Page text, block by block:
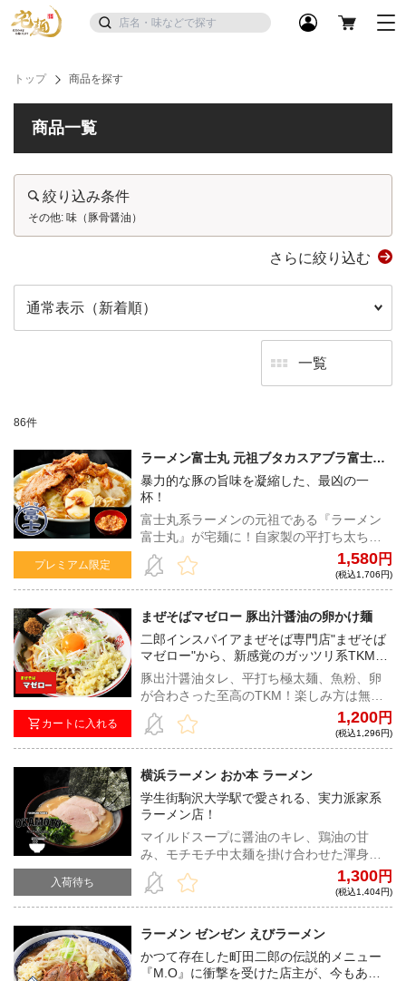
トップ 商品を探す
商品一覧
絞り込み条件
その他: 味（豚骨醤油）
さらに絞り込む
86件
プレミアム限定
ラーメン富士丸 元祖ブタカスアブラ富士丸
（カラメ付き）【富士丸倶楽部限定】
暴力的な豚の旨味を凝縮した、最凶の一
杯！
富士丸系ラーメンの元祖である『ラーメン
富士丸』が宅麺に！自家製の平打ち太ちぢ
れ麺は、1日寝かせたゴワゴワ系の麺と当日
作った小麦の香りの強い麺をブレンド。野
菜の甘みや豚の旨味が驚くほど凝縮された
る！
1,580円
(税込1,706円)
カートに入れる
まぜそばマゼロー 豚出汁醤油の卵かけ麺
二郎インスパイアまぜそば専門店"まぜそば
マゼロー"から、新感覚のガッツリ系TKMが
登場！！！
豚出汁醤油タレ、平打ち極太麺、魚粉、卵
が合わさった至高のTKM！楽しみ方は無限
大、自由自在なカスタマイズで自分好みの
一杯を！
1,200円
(税込1,296円)
入荷待ち
横浜ラーメン おか本 ラーメン
学生街駒沢大学駅で愛される、実力派家系
ラーメン店！
マイルドスープに醤油のキレ、鶏油の甘
み、モチモチ中太麺を掛け合わせた渾身の
一杯を五感で喰らいつくせ！
1,300円
(税込1,404円)
ラーメン ゼンゼン えびラーメン
かつて存在した町田二郎の伝説的メニュー
『M.O』に衝撃を受けた店主が、今もあの